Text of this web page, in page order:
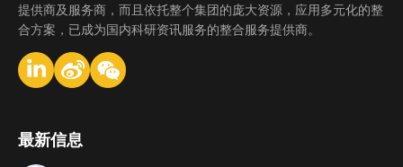
提供商及服务商，而且依托整个集团的庞大资源，应用多元化的整
合方案，已成为国内科研资讯服务的整合服务提供商。
最新信息